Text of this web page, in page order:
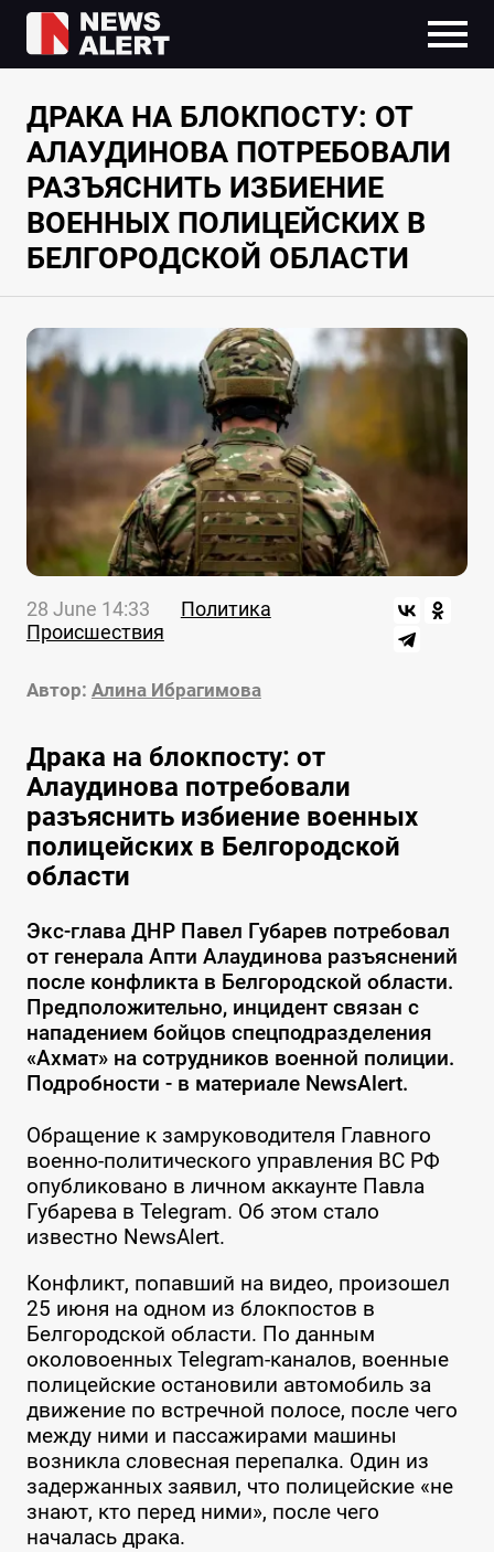
ДРАКА НА БЛОКПОСТУ: ОТ
АЛАУДИНОВА ПОТРЕБОВАЛИ
РАЗЪЯСНИТЬ ИЗБИЕНИЕ
ВОЕННЫХ ПОЛИЦЕЙСКИХ В
БЕЛГОРОДСКОЙ ОБЛАСТИ
28 June 14:33
Политика
Происшествия
Автор: Алина Ибрагимова
Драка на блокпосту: от
Алаудинова потребовали
разъяснить избиение военных
полицейских в Белгородской
области
Экс-глава ДНР Павел Губарев потребовал
от генерала Апти Алаудинова разъяснений
после конфликта в Белгородской области.
Предположительно, инцидент связан с
нападением бойцов спецподразделения
«Ахмат» на сотрудников военной полиции.
Подробности - в материале NewsAlert.
Обращение к замруководителя Главного
военно-политического управления ВС РФ
опубликовано в личном аккаунте Павла
Губарева в Telegram. Об этом стало
известно NewsAlert.
Конфликт, попавший на видео, произошел
25 июня на одном из блокпостов в
Белгородской области. По данным
околовоенных Telegram-каналов, военные
полицейские остановили автомобиль за
движение по встречной полосе, после чего
между ними и пассажирами машины
возникла словесная перепалка. Один из
задержанных заявил, что полицейские «не
знают, кто перед ними», после чего
началась драка.